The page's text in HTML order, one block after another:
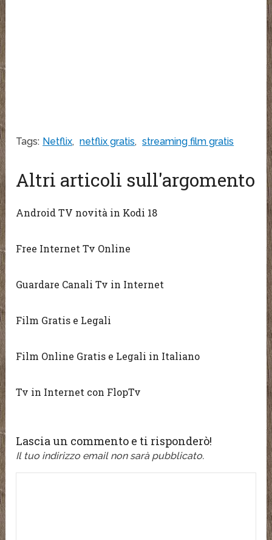
Tags: Netflix, netflix gratis, streaming film gratis
Altri articoli sull'argomento
Android TV novità in Kodi 18
Free Internet Tv Online
Guardare Canali Tv in Internet
Film Gratis e Legali
Film Online Gratis e Legali in Italiano
Tv in Internet con FlopTv
Lascia un commento e ti risponderò!
Il tuo indirizzo email non sarà pubblicato.